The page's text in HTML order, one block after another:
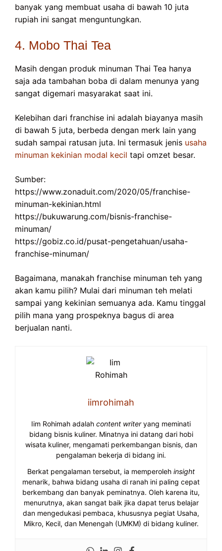
banyak yang membuat usaha di bawah 10 juta
rupiah ini sangat menguntungkan.
4. Mobo Thai Tea
Masih dengan produk minuman Thai Tea hanya
saja ada tambahan boba di dalam menunya yang
sangat digemari masyarakat saat ini.
Kelebihan dari franchise ini adalah biayanya masih
di bawah 5 juta, berbeda dengan merk lain yang
sudah sampai ratusan juta. Ini termasuk jenis usaha
minuman kekinian modal kecil tapi omzet besar.
Sumber:
https://www.zonaduit.com/2020/05/franchise-
minuman-kekinian.html
https://bukuwarung.com/bisnis-franchise-
minuman/
https://gobiz.co.id/pusat-pengetahuan/usaha-
franchise-minuman/
Bagaimana, manakah franchise minuman teh yang
akan kamu pilih? Mulai dari minuman teh melati
sampai yang kekinian semuanya ada. Kamu tinggal
pilih mana yang prospeknya bagus di area
berjualan nanti.
iimrohimah
Iim Rohimah adalah content writeryang meminati
bidang bisnis kuliner. Minatnya ini datang dari hobi
wisata kuliner, mengamati perkembangan bisnis, dan
pengalaman bekerja di bidang ini.
Berkat pengalaman tersebut, ia memperoleh insight
menarik, bahwa bidang usaha di ranah ini paling cepat
berkembang dan banyak peminatnya. Oleh karena itu,
menurutnya, akan sangat baik jika dapat terus belajar
dan mengedukasi pembaca, khususnya pegiat Usaha,
Mikro, Kecil, dan Menengah (UMKM) di bidang kuliner.